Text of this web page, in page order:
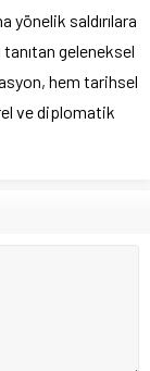
yönelik saldırılara
geleneksel
hem tarihsel
ve diplomatik